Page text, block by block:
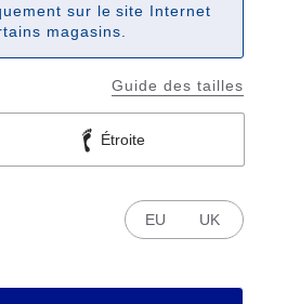
sur le site Internet
magasins.
Guide des tailles
Étroite
EU UK